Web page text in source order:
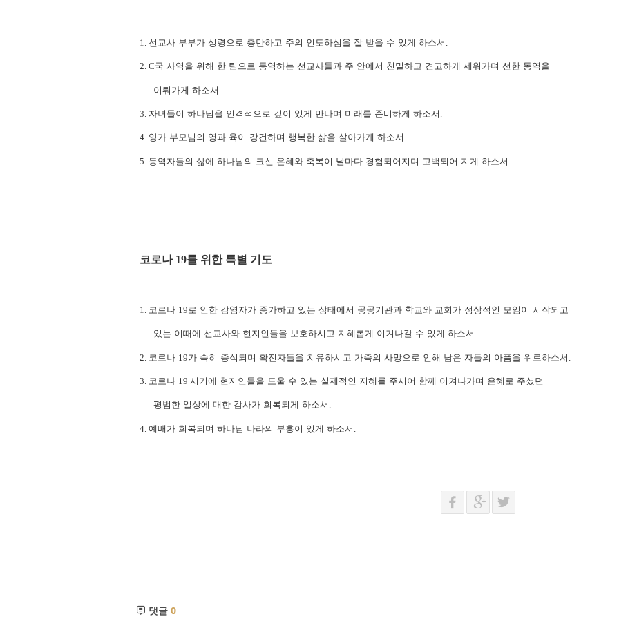
1. 선교사 부부가 성령으로 충만하고 주의 인도하심을 잘 받을 수 있게 하소서 .
2. C국 사역을 위해 한 팀으로 동역하는 선교사들과 주 안에서 친밀하고 견고하게 세워가며 선한 동역을
이뤄가게 하소서
3. 자녀들이 하나님을 인격적으로 깊이 있게 만나며 미래를 준비하게 하소서
4. 양가 부모님의 영과 육이 강건하며 행복한 삶을 살아가게 하소서 .
5. 동역자들의 삶에 하나님의 크신 은혜와 축복이 날마다 경험되어지며 고백되어 지게 하소서
코로나 19를 위한 특별 기도
1. 코로나 19 로 인한 감염자가 증가하고 있는 상태에서 공공기관과 학교와 교회가 정상적인 모임이 시작되고
있는 이때에 선교사와 현지인들을 보호하시고 지혜롭게 이겨나갈 수 있게 하소서 .
2. 코로나 19가 속히 종식되며 확진자들을 치유하시고 가족의 사망으로 인해 남은 자들의 아픔을 위로하소서
3. 코 로나 19 시기에 현지인들을 도울 수 있는 실제적인 지혜를 주시어 함께 이겨나가며 은혜로 주셨던
평범한 일상에 대한 감사가 회복되게 하소서 .
4. 예배가 회복되며 하나님 나라의 부흥이 있게 하소서
댓글 0